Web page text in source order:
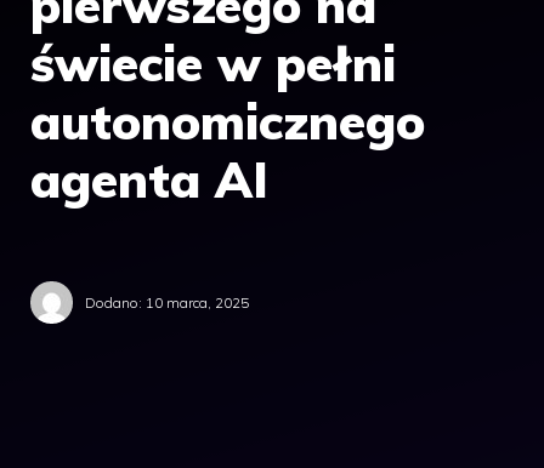
świecie w pełni
autonomicznego
agenta AI
Dodano: 10 marca, 2025